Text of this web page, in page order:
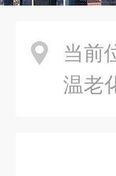
当前
温老